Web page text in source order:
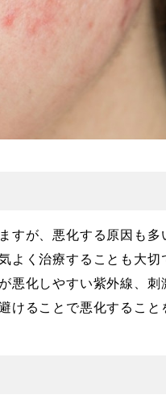
すが、悪化する原因も多
よく治療することも大切
悪化しやすい紫外線、刺
けることで悪化すること